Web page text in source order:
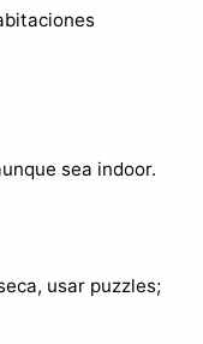
sea indoor.
usar puzzles;